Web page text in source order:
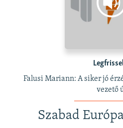
Falusi Mariann: A siker jó
vezető
Szabad